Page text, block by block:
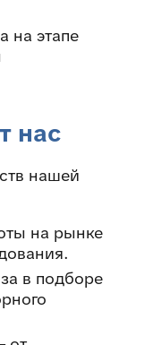
на этапе
нас
нашей
на рынке
в подборе